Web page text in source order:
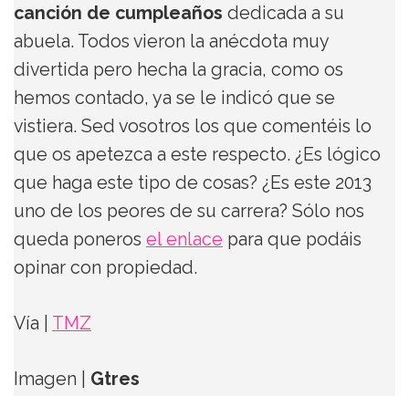
canción de cumpleaños dedicada a su
abuela. Todos vieron la anécdota muy
divertida pero hecha la gracia, como os
hemos contado, ya se le indicó que se
vistiera. Sed vosotros los que comentéis lo
que os apetezca a este respecto. ¿Es lógico
que haga este tipo de cosas? ¿Es este 2013
uno de los peores de su carrera? Sólo nos
queda poneros el enlace para que podáis
opinar con propiedad.
Vía | TMZ
Imagen | Gtres